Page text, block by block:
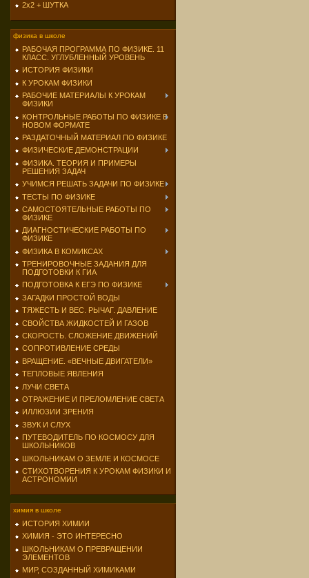
2х2 + ШУТКА
физика в школе
РАБОЧАЯ ПРОГРАММА ПО ФИЗИКЕ. 11
КЛАСС. УГЛУБЛЕННЫЙ УРОВЕНЬ
ИСТОРИЯ ФИЗИКИ
К УРОКАМ ФИЗИКИ
РАБОЧИЕ МАТЕРИАЛЫ К УРОКАМ
ФИЗИКИ
КОНТРОЛЬНЫЕ РАБОТЫ ПО ФИЗИКЕ В
НОВОМ ФОРМАТЕ
РАЗДАТОЧНЫЙ МАТЕРИАЛ ПО ФИЗИКЕ
ФИЗИЧЕСКИЕ ДЕМОНСТРАЦИИ
ФИЗИКА. ТЕОРИЯ И ПРИМЕРЫ
РЕШЕНИЯ ЗАДАЧ
УЧИМСЯ РЕШАТЬ ЗАДАЧИ ПО ФИЗИКЕ
ТЕСТЫ ПО ФИЗИКЕ
САМОСТОЯТЕЛЬНЫЕ РАБОТЫ ПО
ФИЗИКЕ
ДИАГНОСТИЧЕСКИЕ РАБОТЫ ПО
ФИЗИКЕ
ФИЗИКА В КОМИКСАХ
ТРЕНИРОВОЧНЫЕ ЗАДАНИЯ ДЛЯ
ПОДГОТОВКИ К ГИА
ПОДГОТОВКА К ЕГЭ ПО ФИЗИКЕ
ЗАГАДКИ ПРОСТОЙ ВОДЫ
ТЯЖЕСТЬ И ВЕС. РЫЧАГ. ДАВЛЕНИЕ
СВОЙСТВА ЖИДКОСТЕЙ И ГАЗОВ
СКОРОСТЬ. СЛОЖЕНИЕ ДВИЖЕНИЙ
СОПРОТИВЛЕНИЕ СРЕДЫ
ВРАЩЕНИЕ. «ВЕЧНЫЕ ДВИГАТЕЛИ»
ТЕПЛОВЫЕ ЯВЛЕНИЯ
ЛУЧИ СВЕТА
ОТРАЖЕНИЕ И ПРЕЛОМЛЕНИЕ СВЕТА
ИЛЛЮЗИИ ЗРЕНИЯ
ЗВУК И СЛУХ
ПУТЕВОДИТЕЛЬ ПО КОСМОСУ ДЛЯ
ШКОЛЬНИКОВ
ШКОЛЬНИКАМ О ЗЕМЛЕ И КОСМОСЕ
СТИХОТВОРЕНИЯ К УРОКАМ ФИЗИКИ И
АСТРОНОМИИ
химия в школе
ИСТОРИЯ ХИМИИ
ХИМИЯ - ЭТО ИНТЕРЕСНО
ШКОЛЬНИКАМ О ПРЕВРАЩЕНИИ
ЭЛЕМЕНТОВ
МИР, СОЗДАННЫЙ ХИМИКАМИ